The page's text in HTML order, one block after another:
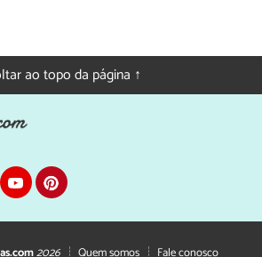
ao topo da página ↑
2026 Quem somos Fale conosco